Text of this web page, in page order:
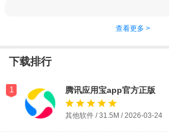
查看更多 >
下载排行
1 腾讯应用宝app官方正版
其他软件 / 31.5M / 2026-03-24